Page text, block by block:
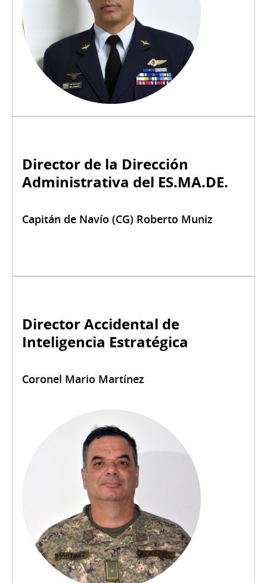
Director de la Dirección
Administrativa del ES.MA.DE.
Capitán de Navío (CG) Roberto Muniz
Director Accidental de
Inteligencia Estratégica
Coronel Mario Martínez